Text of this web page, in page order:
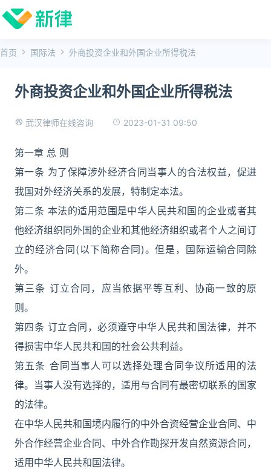
首页 国际法 外商投资企业和外国企业所得税法
外商投资企业和外国企业所得税法
武汉律师在线咨询 2023-01-31 09:50
第一章 总 则
第一条 为了保障涉外经济合同当事人的合法权益，促进
我国对外经济关系的发展，特制定本法。
第二条 本法的适用范围是中华人民共和国的企业或者其
他经济组织同外国的企业和其他经济组织或者个人之间订
立的经济合同(以下简称合同)。但是，国际运输合同除
外。
第三条 订立合同，应当依据平等互利、协商一致的原
则。
第四条 订立合同，必须遵守中华人民共和国法律，并不
得损害中华人民共和国的社会公共利益。
第五条 合同当事人可以选择处理合同争议所适用的法
律。当事人没有选择的，适用与合同有最密切联系的国家
的法律。
在中华人民共和国境内履行的中外合资经营企业合同、中
外合作经营企业合同、中外合作勘探开发自然资源合同，
适用中华人民共和国法律。